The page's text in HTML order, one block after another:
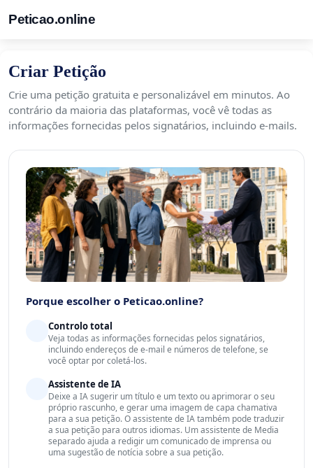
Peticao.online
Criar Petição
Crie uma petição gratuita e personalizável em minutos. Ao
contrário da maioria das plataformas, você vê todas as
informações fornecidas pelos signatários, incluindo e-mails.
Porque escolher o Peticao.online?
Controlo total
Veja todas as informações fornecidas pelos signatários,
incluindo endereços de e-mail e números de telefone, se
você optar por coletá-los.
Assistente de IA
Deixe a IA sugerir um título e um texto ou aprimorar o seu
próprio rascunho, e gerar uma imagem de capa chamativa
para a sua petição. O assistente de IA também pode traduzir
a sua petição para outros idiomas. Um assistente de Media
separado ajuda a redigir um comunicado de imprensa ou
uma sugestão de notícia sobre a sua petição.